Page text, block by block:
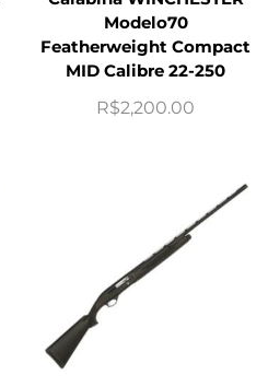
Modelo70
Featherweight Compact
MID Calibre 22-250
R$2,200.00